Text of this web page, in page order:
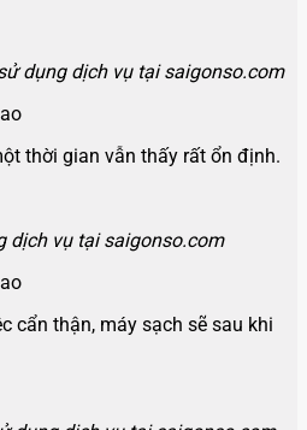
dụng dịch vụ tại saigonso.com
thời gian vẫn thấy rất ổn định.
dịch vụ tại saigonso.com
cẩn thận, máy sạch sẽ sau khi